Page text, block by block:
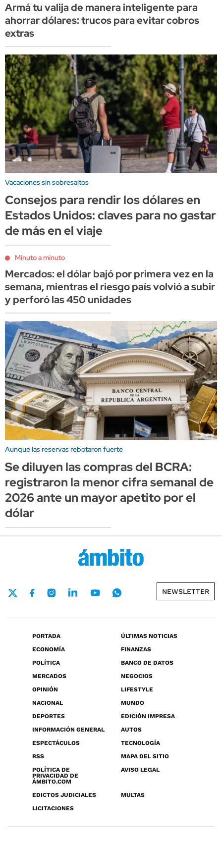
Armá tu valija de manera inteligente para
ahorrar dólares: trucos para evitar cobros
extras
Vacaciones sin sobresaltos
Consejos para rendir los dólares en
Estados Unidos: claves para no gastar
de más en el viaje
Minuto a minuto
Mercados: el dólar bajó por primera vez en la
semana, mientras el riesgo país volvió a subir
y perforó las 450 unidades
Aunque las reservas rebotaron fuerte
Se diluyen las compras del BCRA:
registraron la menor cifra semanal de
2026 ante un mayor apetito por el
dólar
NEWSLETTER
PORTADA
ÚLTIMAS NOTICIAS
ECONOMÍA
FINANZAS
POLÍTICA
BANCO DE DATOS
MERCADOS
NEGOCIOS
OPINIÓN
LIFESTYLE
NACIONAL
MUNDO
DEPORTES
EDICIÓN IMPRESA
INFORMACIÓN GENERAL
AUTOS
ESPECTÁCULOS
TECNOLOGÍA
RSS
MAPA DEL SITIO
POLÍTICA DE
PRIVACIDAD DE
ÁMBITO.COM
AVISO LEGAL
EDICTOS JUDICIALES
MULTAS
LICITACIONES